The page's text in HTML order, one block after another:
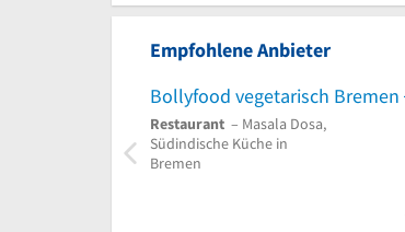
Empfohlene Anbieter
Bollyfood vegetarisch Bremen
Restaurant – Masala Dosa,
Südindische Küche in
Bremen